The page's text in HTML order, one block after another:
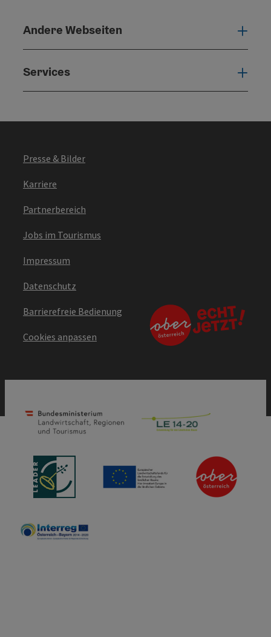
Andere Webseiten
Services
Presse & Bilder
Karriere
Partnerbereich
Jobs im Tourismus
Impressum
Datenschutz
Barrierefreie Bedienung
Cookies anpassen